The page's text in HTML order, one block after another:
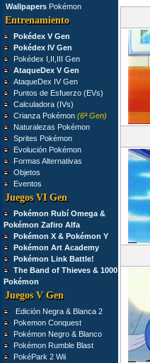
Wallpapers Pokémon
Entrenamiento
Pokédex V Gen
Pokédex IV Gen
Pokédex I,II,III Gen
AtaqueDex V Gen
AtaqueDex IV Gen
Puntos de Esfuerzo (EVs)
Calculadora (IVs)
Crianza Pokémon (6ª Gen)
Naturalezas Pokémon
Sprites Pokémon
Evolución Pokémon
Formas Alternativas
Objetos
Eventos
Juegos VI Gen
Pokémon Rubí Omega &
Pokémon Zafiro Alfa
Pokémon X & Pokémon Y
Pokémon Art Academy
Pokémon Link Battle!
The Band of Thieves & 1000
Pokémon
Juegos V Gen
Edición Negra & Blanca 2
Pokemon Conquest
Pokémon Negro & Blanco
Pokémon Rumble Blast
PokéPark 2 Wii